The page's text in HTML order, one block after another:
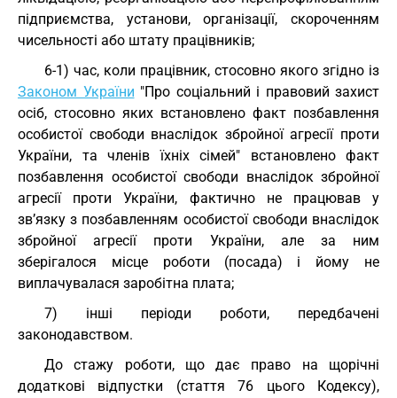
підприємства, установи, організації, скороченням
чисельності або штату працівників;
6-1) час, коли працівник, стосовно якого згідно із
Законом України "Про соціальний і правовий захист
осіб, стосовно яких встановлено факт позбавлення
особистої свободи внаслідок збройної агресії проти
України, та членів їхніх сімей" встановлено факт
позбавлення особистої свободи внаслідок збройної
агресії проти України, фактично не працював у
зв’язку з позбавленням особистої свободи внаслідок
збройної агресії проти України, але за ним
зберігалося місце роботи (посада) і йому не
виплачувалася заробітна плата;
7) інші періоди роботи, передбачені
законодавством.
До стажу роботи, що дає право на щорічні
додаткові відпустки (стаття 76 цього Кодексу),